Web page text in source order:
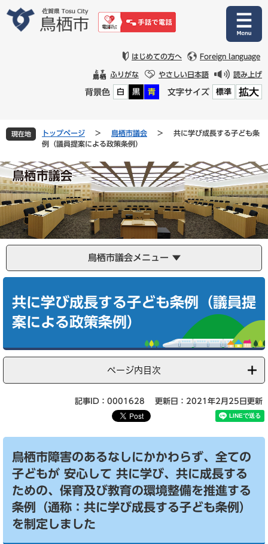
文
はじめての方へ Foreign language
ふりがな やさしい日本語 読み上げ
背景色 白 黒 青 文字サイズ 標準 拡大
現在地 トップページ > 鳥栖市議会 >
共に学び成長する子ども条
例（議員提案による政策条例）
鳥栖市議会メニュー
共に学び成長する子ども条例（議員提
案による政策条例）
ページ内目次
記事ID：0001628 更新日：2021年2月25日更新
鳥栖市障害のあるなしにかかわらず、全ての
子どもが 安心して 共に学び、共に成長する
ための、保育及び教育の環境整備を推進する
条例（通称：共に学び成長する子ども条例）
を制定しました